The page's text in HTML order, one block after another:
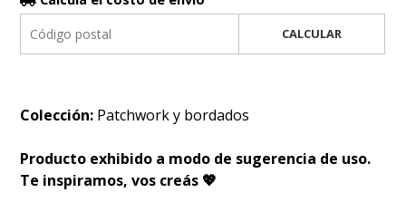
CALCULAR
Colección: Patchwork y bordados
Producto exhibido a modo de sugerencia de uso.
Te inspiramos, vos creás 💖